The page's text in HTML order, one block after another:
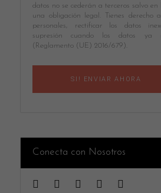
datos no se cederán a terceros salvo en
una obligación legal. Tienes derecho
personales, rectificar los datos
supresión cuando los datos ya
(Reglamento (UE) 2016/679).
Conecta con Nosotros